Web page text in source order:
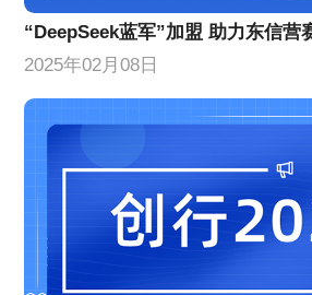
2025年02月08日